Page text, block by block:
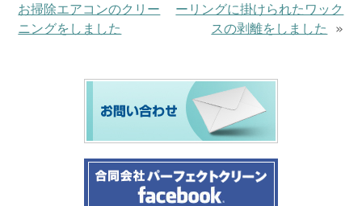
お掃除エアコンのクリー
ニングをしました
ーリングに掛けられたワック
スの剥離をしました
»